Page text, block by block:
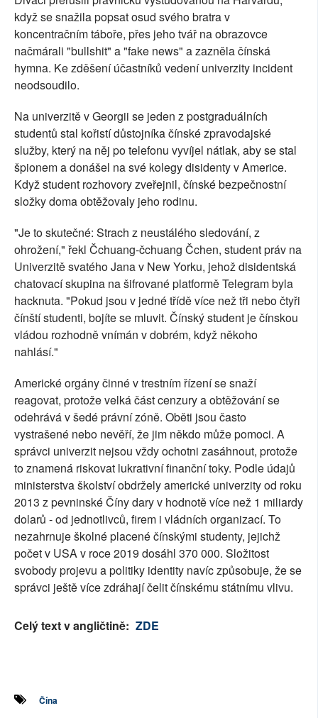
když se snažila popsat osud svého bratra v
koncentračním táboře, přes jeho tvář na obrazovce
načmárali "bullshit" a "fake news" a zazněla čínská
hymna. Ke zděšení účastníků vedení univerzity incident
neodsoudilo.
Na univerzitě v Georgii se jeden z postgraduálních
studentů stal kořistí důstojníka čínské zpravodajské
služby, který na něj po telefonu vyvíjel nátlak, aby se stal
špionem a donášel na své kolegy disidenty v Americe.
Když student rozhovory zveřejnil, čínské bezpečnostní
složky doma obtěžovaly jeho rodinu.
"Je to skutečné: Strach z neustálého sledování, z
ohrožení," řekl Čchuang-čchuang Čchen, student práv na
Univerzitě svatého Jana v New Yorku, jehož disidentská
chatovací skupina na šifrované platformě Telegram byla
hacknuta. "Pokud jsou v jedné třídě více než tři nebo čtyři
čínští studenti, bojíte se mluvit. Čínský student je čínskou
vládou rozhodně vnímán v dobrém, když někoho
nahlásí."
Americké orgány činné v trestním řízení se snaží
reagovat, protože velká část cenzury a obtěžování se
odehrává v šedé právní zóně. Oběti jsou často
vystrašené nebo nevěří, že jim někdo může pomoci. A
správci univerzit nejsou vždy ochotni zasáhnout, protože
to znamená riskovat lukrativní finanční toky. Podle údajů
ministerstva školství obdržely americké univerzity od roku
2013 z pevninské Číny dary v hodnotě více než 1 miliardy
dolarů - od jednotlivců, firem i vládních organizací. To
nezahrnuje školné placené čínskými studenty, jejichž
počet v USA v roce 2019 dosáhl 370 000. Složitost
svobody projevu a politiky identity navíc způsobuje, že se
správci ještě více zdráhají čelit čínskému státnímu vlivu.
Celý text v angličtině: ZDE
Čína